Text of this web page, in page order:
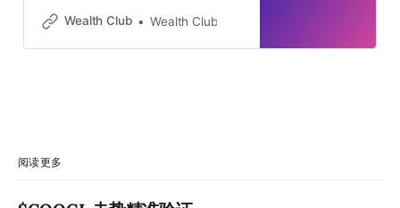
Wealth Club Wealth Club
阅读更多